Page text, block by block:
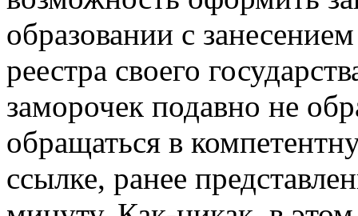
образовании с
реестра своего
заморочек подавно не
обращаться в
ссылке, ранее